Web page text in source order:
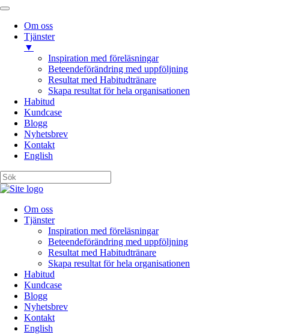
Om oss
Tjänster
▼
Inspiration med föreläsningar
Beteendeförändring med uppföljning
Resultat med Habitudtränare
Skapa resultat för hela organisationen
Habitud
Kundcase
Blogg
Nyhetsbrev
Kontakt
English
Om oss
Tjänster
Inspiration med föreläsningar
Beteendeförändring med uppföljning
Resultat med Habitudtränare
Skapa resultat för hela organisationen
Habitud
Kundcase
Blogg
Nyhetsbrev
Kontakt
English